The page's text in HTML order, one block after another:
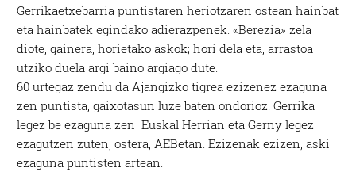
Gerrikaetxebarria puntistaren heriotzaren ostean hainbat
eta hainbatek egindako adierazpenek. «Berezia» zela
diote, gainera, horietako askok; hori dela eta, arrastoa
utziko duela argi baino argiago dute.
60 urtegaz zendu da Ajangizko tigrea ezizenez ezaguna
zen puntista, gaixotasun luze baten ondorioz. Gerrika
legez be ezaguna zen Euskal Herrian eta Gerny legez
ezagutzen zuten, ostera, AEBetan. Ezizenak ezizen, aski
ezaguna puntisten artean.